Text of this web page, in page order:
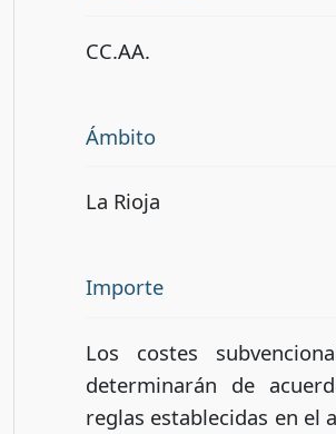
CC.AA.
Ámbito
La Rioja
Importe
Los costes
determinarán de
reglas establecidas en el